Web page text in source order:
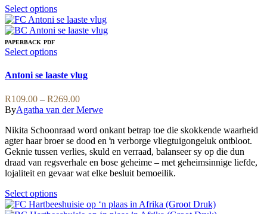
Select optionsThis
product
has
variants.
options
be
chosen
on
the
product
page
PAPERBACK PDF
Select optionsThis
has
multiple
variants.
The
options
may
be
chosen
on
the
page
Antoni se laaste vlug
R109.00 – R269.00Price
range:
through
R269.00
ByAgatha van der Merwe
Nikita Schoonraad word onkant betrap toe die skokkende waarheid
agter haar broer se dood en ŉ verborge vliegtuigongeluk ontbloot.
Geknie tussen verlies, skuld en verraad, balanseer sy op die dun
draad van regsverhale en bose geheime – met geheimsinnige liefde,
lojaliteit en gevaar wat elke besluit bemoeilik.
Select optionsThis
product